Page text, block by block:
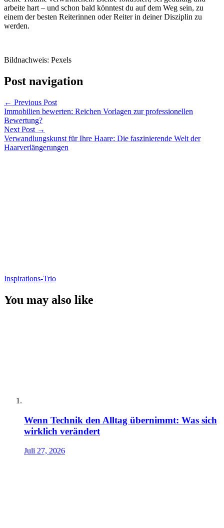
arbeite hart – und schon bald könntest du auf dem Weg sein, zu
einem der besten Reiterinnen oder Reiter in deiner Disziplin zu
werden.
Bildnachweis: Pexels
Post navigation
← Previous Post
Immobilien bewerten: Reichen Vorlagen zur professionellen
Bewertung?
Next Post →
Verwandlungskunst für Ihre Haare: Die faszinierende Welt der
Haarverlängerungen
Inspirations-Trio
You may also like
Wenn Technik den Alltag übernimmt: Was sich
wirklich verändert
Juli 27, 2026